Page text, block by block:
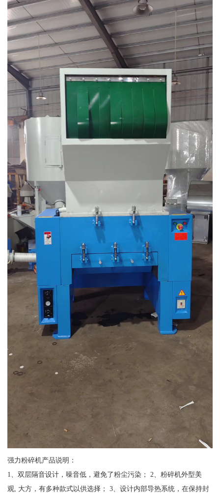
强力粉碎机产品说明：
1、双层隔音设计，噪音低，避免了粉尘污染； 2、粉碎机外型美
观, 大方，有多种款式以供选择； 3、设计内部导热系统，在保持封